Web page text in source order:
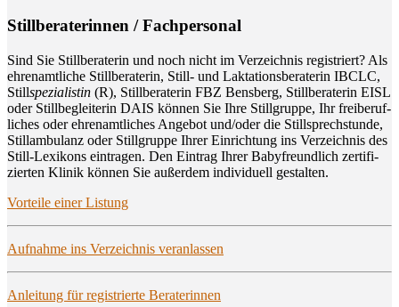
Still­be­ra­te­rin­nen / Fachpersonal
Sind Sie Still­be­ra­te­rin und noch nicht im Ver­zeich­nis regis­triert? Als
ehren­amt­li­che Still­be­ra­te­rin, Still- und Lak­ta­ti­ons­be­ra­te­rin IBCLC,
Stillspe­zia­lis­tin (R), Still­be­ra­te­rin FBZ Bens­berg, Still­be­ra­te­rin EISL
oder Still­be­glei­te­rin DAIS kön­nen Sie Ihre Still­grup­pe, Ihr frei­be­ruf­
li­ches oder ehren­amt­li­ches Ange­bot und/oder die Still­sprech­stun­de,
Still­am­bu­lanz oder Still­grup­pe Ihrer Ein­rich­tung ins Ver­zeich­nis des
Still-Lexi­kons ein­tra­gen. Den Ein­trag Ihrer Baby­freund­lich zer­ti­fi­
zier­ten Kli­nik kön­nen Sie außer­dem indi­vi­du­ell gestalten.
Vor­tei­le einer Listung
Auf­nah­me ins Ver­zeich­nis veranlassen
Anlei­tung für regis­trier­te Beraterinnen